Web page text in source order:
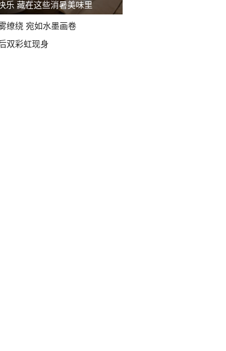
：盛夏里的“绿野仙踪”
缭绕 宛如水墨画卷
双彩虹现身